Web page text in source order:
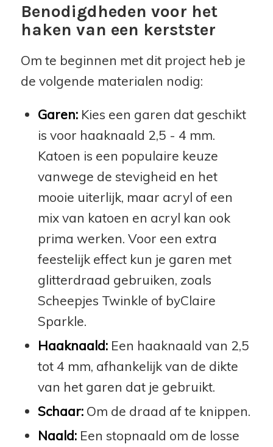
Benodigdheden voor het
haken van een kerstster
Om te beginnen met dit project heb je
de volgende materialen nodig:
Garen:Kies een garen dat geschikt
is voor haaknaald 2,5 - 4 mm.
Katoen is een populaire keuze
vanwege de stevigheid en het
mooie uiterlijk, maar acryl of een
mix van katoen en acryl kan ook
prima werken. Voor een extra
feestelijk effect kun je garen met
glitterdraad gebruiken, zoals
Scheepjes Twinkle of byClaire
Sparkle.
Haaknaald:Een haaknaald van 2,5
tot 4 mm, afhankelijk van de dikte
van het garen dat je gebruikt.
Schaar:Om de draad af te knippen.
Naald:Een stopnaald om de losse